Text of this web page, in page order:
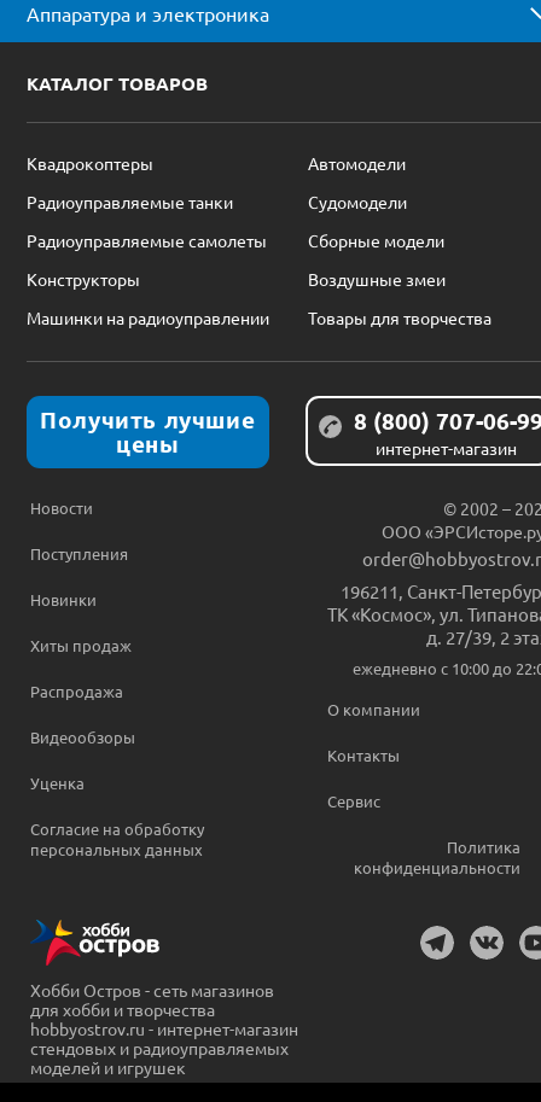
Аппаратура и электроника
КАТАЛОГ ТОВАРОВ
Квадрокоптеры
Автомодели
Радиоуправляемые танки
Судомодели
Радиоуправляемые самолеты
Сборные модели
Конструкторы
Воздушные змеи
Машинки на радиоуправлении
Товары для творчества
Получить лучшие
цены
8 (800) 707-06-
интернет-магазин
Новости
Поступления
Новинки
Хиты продаж
Распродажа
Видеообзоры
Уценка
Согласие на обработку
персональных данных
© 2002 –
ООО
196211, Санкт-
ТК «Космос», ул.
д. 27/39, 2
ежедневно c 10:00 до
О компании
Контакты
Сервис
Политика
конфиденциальности
Хобби Остров - сеть магазинов
для хобби и творчества
hobbyostrov.ru - интернет-магазин
стендовых и радиоуправляемых
моделей и игрушек